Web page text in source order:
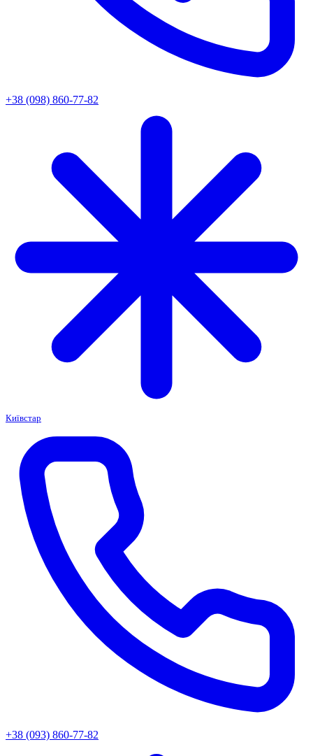
+38 (098) 860-77-82
Київстар
+38 (093) 860-77-82